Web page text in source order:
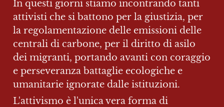
In questi giorni stiamo incontrando tanti
attivisti che si battono per la giustizia, per
la regolamentazione delle emissioni delle
centrali di carbone, per il diritto di asilo
dei migranti, portando avanti con coraggio
e perseveranza battaglie ecologiche e
umanitarie ignorate dalle istituzioni.
L'attivismo è l'unica vera forma di